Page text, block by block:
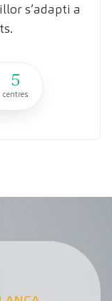
s’adapti a
5
centres